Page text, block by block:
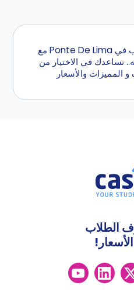
إبحث عن أفضل سكن طلاب في Ponte De Lima مع
اكثر من 0 جامعه.. نساعدك في الاختيار من
المميزات والأسعار
الطلاب